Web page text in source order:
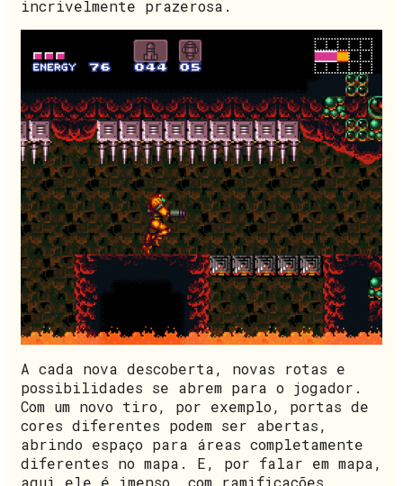
incrivelmente prazerosa.
A cada nova descoberta, novas rotas e
possibilidades se abrem para o jogador.
Com um novo tiro, por exemplo, portas de
cores diferentes podem ser abertas,
abrindo espaço para áreas completamente
diferentes no mapa. E, por falar em mapa,
aqui ele é imenso, com ramificações